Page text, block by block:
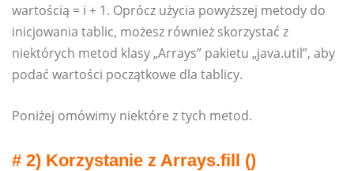
wartością = i + 1. Oprócz użycia powyższej metody do
inicjowania tablic, możesz również skorzystać z
niektórych metod klasy „Arrays” pakietu „java.util”, aby
podać wartości początkowe dla tablicy.
Poniżej omówimy niektóre z tych metod.
# 2) Korzystanie z Arrays.fill ()